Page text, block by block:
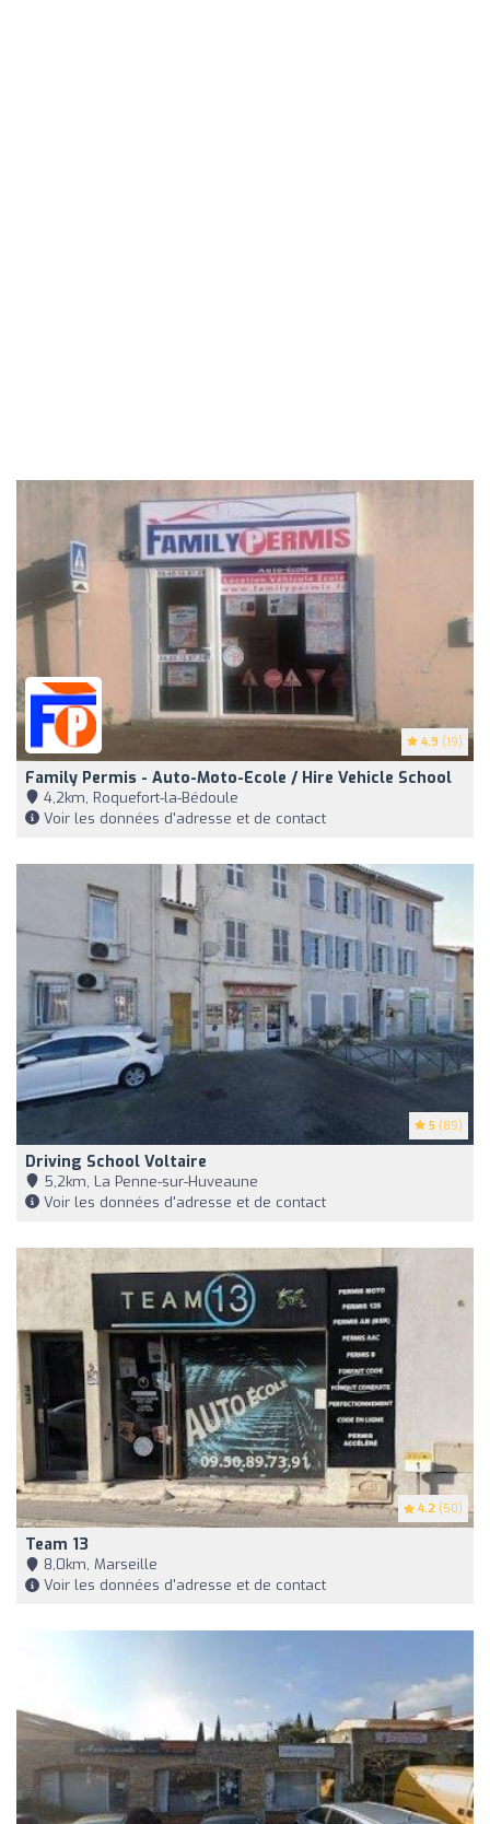
4.9 (19)
Family Permis - Auto-Moto-Ecole / Hire Vehicle School
4,2km, Roquefort-la-Bédoule
Voir les données d'adresse et de contact
5 (89)
Driving School Voltaire
5,2km, La Penne-sur-Huveaune
Voir les données d'adresse et de contact
4.2 (50)
Team 13
8,0km, Marseille
Voir les données d'adresse et de contact